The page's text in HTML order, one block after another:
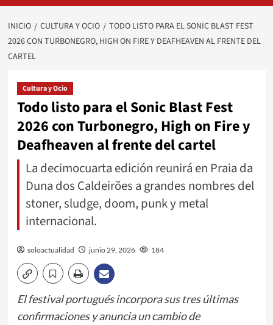
INICIO CULTURA Y OCIO
TODO LISTO PARA EL SONIC BLAST FEST
2026 CON TURBONEGRO, HIGH ON FIRE Y DEAFHEAVEN AL FRENTE DEL
CARTEL
Cultura y Ocio
Todo listo para el Sonic Blast Fest
2026 con Turbonegro, High on Fire y
Deafheaven al frente del cartel
La decimocuarta edición reunirá en Praia da
Duna dos Caldeirões a grandes nombres del
stoner, sludge, doom, punk y metal
internacional.
soloactualidad junio 29, 2026 184
El festival portugués incorpora sus tres últimas
confirmaciones y anuncia un cambio de